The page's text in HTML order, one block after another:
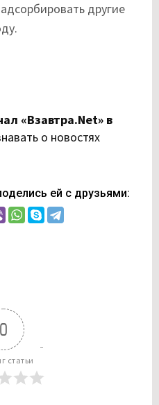
другие
«Взавтра.Net» в
о новостях
ей с друзьями:
0
статьи